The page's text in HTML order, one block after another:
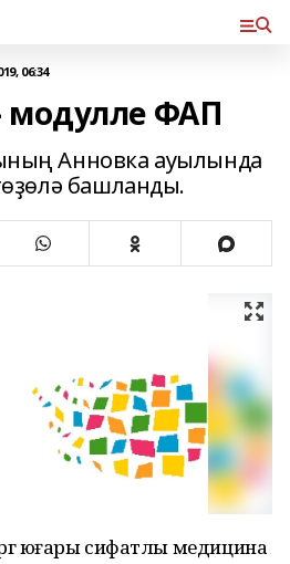
06:34
модулле ФАП
Анновка ауылында
башланды.
юғары сифатлы медицина